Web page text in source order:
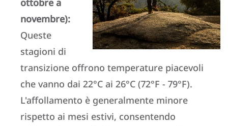
ottobre a
novembre):
Queste
stagioni di
transizione offrono temperature piacevoli
che vanno dai 22°C ai 26°C (72°F - 79°F).
L'affollamento è generalmente minore
rispetto ai mesi estivi, consentendo